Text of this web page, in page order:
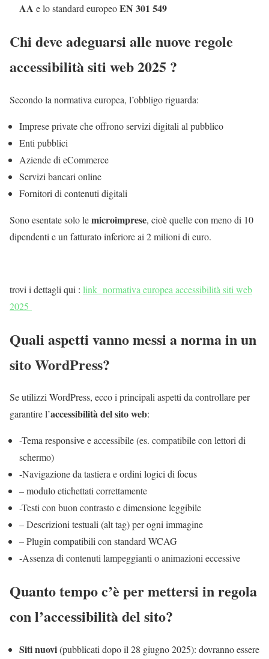
AA e lo standard europeoEN 301 549
Chi deve adeguarsi alle nuove regole
accessibilità siti web 2025 ?
Secondo la normativa europea, l’obbligo riguarda:
Imprese private che offrono servizi digitali al pubblico
Enti pubblici
Aziende di eCommerce
Servizi bancari online
Fornitori di contenuti digitali
Sono esentate solo lemicroimprese, cioè quelle con meno di 10
dipendenti e un fatturato inferiore ai 2 milioni di euro.
trovi i dettagli qui : link normativa europea accessibilità siti web
2025
Quali aspetti vanno messi a norma in un
sito WordPress?
Se utilizzi WordPress, ecco i principali aspetti da controllare per
garantire l’accessibilità del sito web:
-Tema responsive e accessibile (es. compatibile con lettori di
schermo)
-Navigazione da tastiera e ordini logici di focus
– modulo etichettati correttamente
-Testi con buon contrasto e dimensione leggibile
– Descrizioni testuali (alt tag) per ogni immagine
– Plugin compatibili con standard WCAG
-Assenza di contenuti lampeggianti o animazioni eccessive
Quanto tempo c’è per mettersi in regola
con l’accessibilità del sito?
Siti nuovi(pubblicati dopo il 28 giugno 2025): dovranno essere